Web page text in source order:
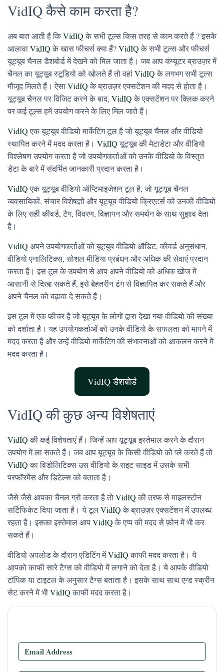
VidIQ कैसे काम करता है?
अब बात आती है किVidIQके सभी टूल्स किस तरह से काम करते हैं ? इसके
आलावाVidIQके खास फीचर्स क्या हैं?VidIQके सभी टूल्स और फीचर्स
यूट्यूब चैनल डैशबोर्ड में देखने को मिल जाता है। जब आप कंप्यूटर ब्राउज़र में
चैनल का यूट्यूब स्टूडियो को खोलते हैं तो वहांVidIQके लगभग सभी टूल्स
मौजूद मिलते हैं। ऐसाVidIQके ब्राउज़र एक्सटेंशन की मदद से होता है।
यूट्यूब चैनल पर विजिट करने के बाद, VidIQके एक्सटेंशन पर क्लिक करने
पर कई टूल्स हमें उपयोग करने के लिए मिल जाते हैं।
VidIQएक यूट्यूब वीडियो मार्केटिंग टूल है जो यूट्यूब चैनल और वीडियो
स्थापित करने में मदद करता है। VidIQयूट्यूब की मेटाडेटा और वीडियो
विश्लेषण उपयोग करता है जो उपयोगकर्ताओं को उनके वीडियो के विस्तृत
डेटा के बारे में संदर्भित जानकारी प्रदान करता है।
VidIQएक यूट्यूब वीडियो ऑप्टिमाइजेशन टूल है, जो यूट्यूब चैनल
व्यवसायिकों, संचार विशेषज्ञों और यूट्यूब वीडियो क्रिएटर्स को उनकी वीडियो
के लिए सही कीवर्ड, टैग, विवरण, विज्ञापन और समर्थन के साथ सुझाव देता
है।
VidIQ अपने उपयोगकर्ताओं को यूट्यूब वीडियो ऑडिट, कीवर्ड अनुसंधान,
वीडियो एनालिटिक्स, सोशल मीडिया प्रबंधन और अधिक की सेवाएं प्रदान
करता है। इस टूल के उपयोग से आप अपने वीडियो को अधिक खोज में
आसानी से दिखा सकते हैं, इसे बेहतरीन ढंग से विज्ञापित कर सकते हैं और
अपने चैनल को बढ़ावा दे सकते हैं।
इस टूल में एक फीचर है जो यूट्यूब के लोगों द्वारा देखा गया वीडियो की संख्या
को दर्शाता है। यह उपयोगकर्ताओं को उनके वीडियो के सफलता को मापने में
मदद करता है और उन्हें वीडियो मार्केटिंग की संभावनाओं को आकलन करने में
मदद करता है।
VidIQ डैशबोर्ड
VidIQ की कुछ अन्य विशेषताएं
VidIQकी कई विशेषताएं हैं। जिन्हें आप यूट्यूब इस्तेमाल करने के दौरान
उपयोग में ला सकते हैं। जब आप यूट्यूब के किसी वीडियो को प्ले करते हैं तो
VidIQका विडोलिटिक्स उस वीडियो के राइट साइड में उसके सभी
परफॉरमेंस और डिटेल्स को बताता है।
जैसे जैसे आपका चैनल ग्रो करता है तोVidIQकी तरफ से माइलस्टोन
सर्टिफिकेट दिया जाता है। ये टूलVidIQके ब्राउज़र एक्सटेंशन में उपलब्ध
रहता है। इसका इस्तेमाल आपVidIQके एप्प की मदद से फ़ोन में भी कर
सकते हैं।
वीडियो अपलोड के दौरान एडिटिंग मेंVidIQकाफी मदद करता है। ये
आपको काफी सारे टैग्स को वीडियो में लगाने को देता है। ये आपके वीडियो
टॉपिक या टाइटल के अनुसार टैग्स बताता है। इसके साथ साथ एन्ड स्क्रीन
सेट करने में भीVidIQकाफी मदद करता है।